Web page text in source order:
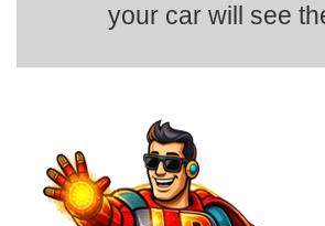
your car will see